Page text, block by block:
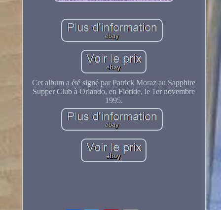
Cet album a été signé par Patrick Moraz au Sapphire
Supper Club à Orlando, en Floride, le 1er novembre
1995.